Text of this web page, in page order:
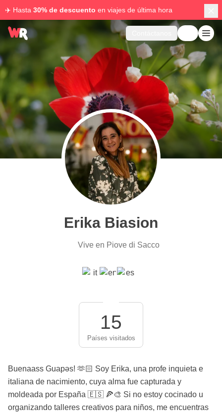
✈️ Hasta 30% de descuento en viajes de última hora
Erika Biasion
Vive en Piove di Sacco
15
Países visitados
Buenaass Guapəs! 🫶🏻 Soy Erika, una profe inquieta e
italiana de nacimiento, cuya alma fue capturada y
moldeada por España 🇪🇸 🍕🎨 Si no estoy cocinado u
organizando talleres creativos para niños, me encuentras